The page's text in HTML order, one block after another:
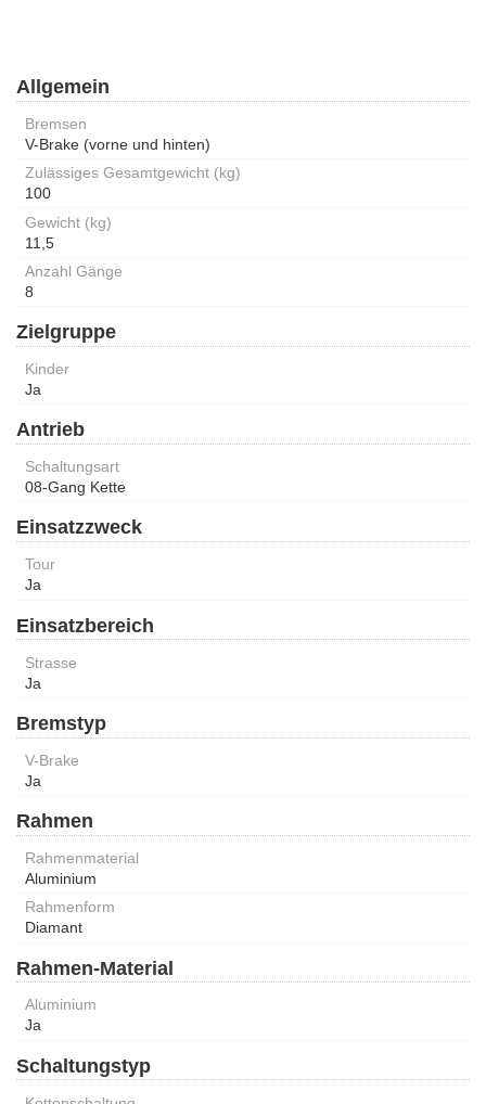
Allgemein
Bremsen
V-Brake (vorne und hinten)
Zulässiges Gesamtgewicht (kg)
100
Gewicht (kg)
11,5
Anzahl Gänge
8
Zielgruppe
Kinder
Ja
Antrieb
Schaltungsart
08-Gang Kette
Einsatzzweck
Tour
Ja
Einsatzbereich
Strasse
Ja
Bremstyp
V-Brake
Ja
Rahmen
Rahmenmaterial
Aluminium
Rahmenform
Diamant
Rahmen-Material
Aluminium
Ja
Schaltungstyp